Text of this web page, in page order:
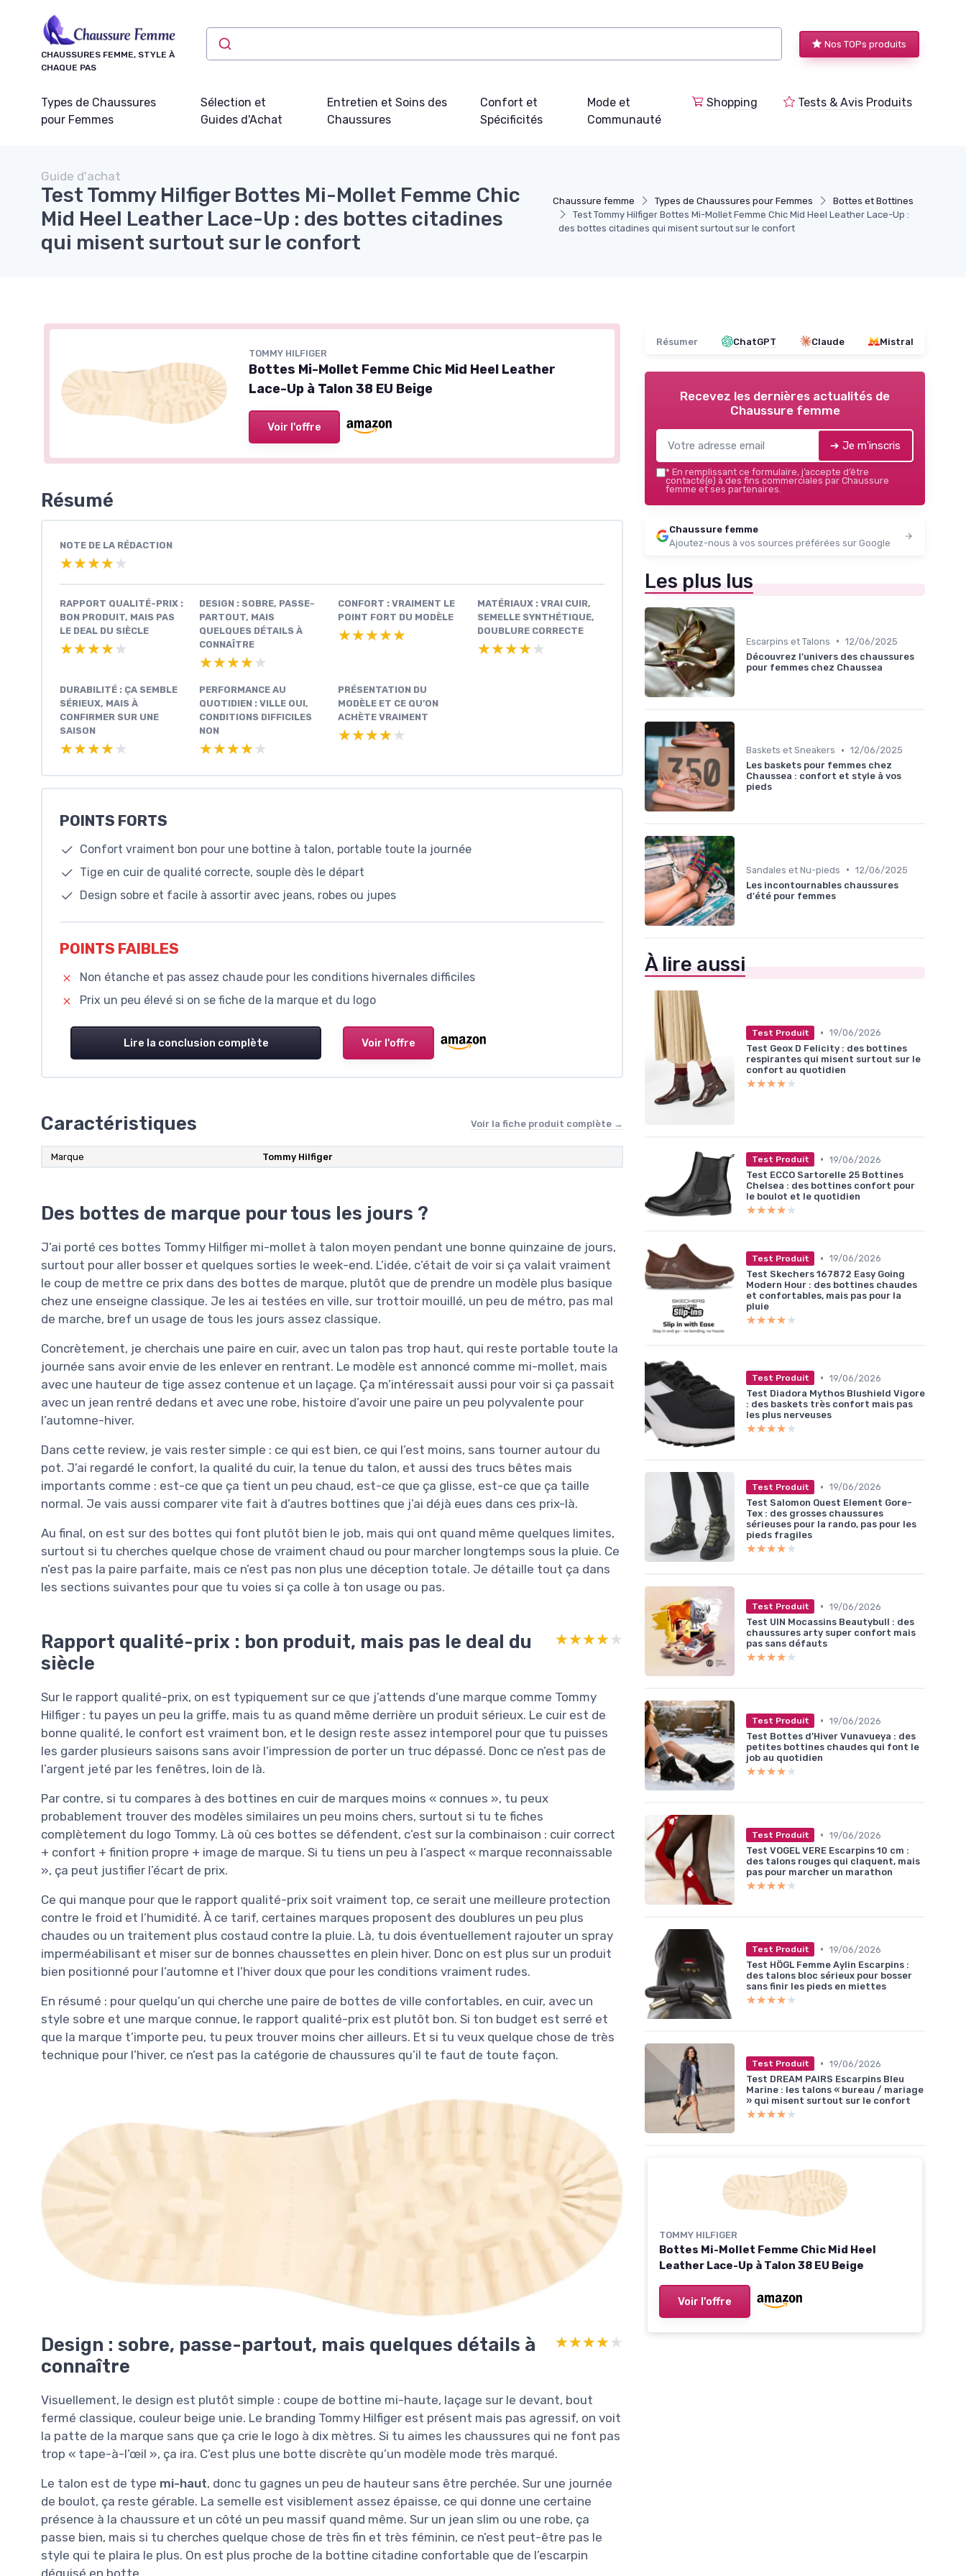
CHAUSSURES FEMME, STYLE À
CHAQUE PAS
Nos TOPs produits
Types de Chaussures
pour Femmes
Sélection et
Guides d'Achat
Entretien et Soins des
Chaussures
Confort et
Spécificités
Mode et
Communauté
Shopping Tests & Avis Produits
Chaussure femme Types de Chaussures pour Femmes
Bottes et Bottines
Test Tommy Hilfiger Bottes Mi-Mollet Femme Chic Mid Heel Leather Lace-Up :
des bottes citadines qui misent surtout sur le confort
Guide d'achat
Test Tommy Hilfiger Bottes Mi-Mollet Femme Chic
Mid Heel Leather Lace-Up : des bottes citadines
qui misent surtout sur le confort
TOMMY HILFIGER
Bottes Mi-Mollet Femme Chic Mid Heel Leather
Lace-Up à Talon 38 EU Beige
Voir l'offre
Résumé
NOTE DE LA RÉDACTION
★★★★★
★★★★★
RAPPORT QUALITÉ-PRIX :
BON PRODUIT, MAIS PAS
LE DEAL DU SIÈCLE
★★★★★
★★★★★
DESIGN : SOBRE, PASSE-
PARTOUT, MAIS
QUELQUES DÉTAILS À
CONNAÎTRE
★★★★★
★★★★★
CONFORT : VRAIMENT LE
POINT FORT DU MODÈLE
★★★★★
★★★★★
MATÉRIAUX : VRAI CUIR,
SEMELLE SYNTHÉTIQUE,
DOUBLURE CORRECTE
★★★★★
★★★★★
DURABILITÉ : ÇA SEMBLE
SÉRIEUX, MAIS À
CONFIRMER SUR UNE
SAISON
★★★★★
★★★★★
PERFORMANCE AU
QUOTIDIEN : VILLE OUI,
CONDITIONS DIFFICILES
NON
★★★★★
★★★★★
PRÉSENTATION DU
MODÈLE ET CE QU’ON
ACHÈTE VRAIMENT
★★★★★
★★★★★
POINTS FORTS
Confort vraiment bon pour une bottine à talon, portable toute la journée
Tige en cuir de qualité correcte, souple dès le départ
Design sobre et facile à assortir avec jeans, robes ou jupes
POINTS FAIBLES
Non étanche et pas assez chaude pour les conditions hivernales difficiles
Prix un peu élevé si on se fiche de la marque et du logo
Lire la conclusion complète Voir l'offre
Caractéristiques Voir la fiche produit complète →
Marque Tommy Hilfiger
Des bottes de marque pour tous les jours ?
J’ai porté ces bottes Tommy Hilfiger mi-mollet à talon moyen pendant une bonne quinzaine de jours,
surtout pour aller bosser et quelques sorties le week-end. L’idée, c’était de voir si ça valait vraiment
le coup de mettre ce prix dans des bottes de marque, plutôt que de prendre un modèle plus basique
chez une enseigne classique. Je les ai testées en ville, sur trottoir mouillé, un peu de métro, pas mal
de marche, bref un usage de tous les jours assez classique.
Concrètement, je cherchais une paire en cuir, avec un talon pas trop haut, qui reste portable toute la
journée sans avoir envie de les enlever en rentrant. Le modèle est annoncé comme mi-mollet, mais
avec une hauteur de tige assez contenue et un laçage. Ça m’intéressait aussi pour voir si ça passait
avec un jean rentré dedans et avec une robe, histoire d’avoir une paire un peu polyvalente pour
l’automne-hiver.
Dans cette review, je vais rester simple : ce qui est bien, ce qui l’est moins, sans tourner autour du
pot. J’ai regardé le confort, la qualité du cuir, la tenue du talon, et aussi des trucs bêtes mais
importants comme : est-ce que ça tient un peu chaud, est-ce que ça glisse, est-ce que ça taille
normal. Je vais aussi comparer vite fait à d’autres bottines que j’ai déjà eues dans ces prix-là.
Au final, on est sur des bottes qui font plutôt bien le job, mais qui ont quand même quelques limites,
surtout si tu cherches quelque chose de vraiment chaud ou pour marcher longtemps sous la pluie. Ce
n’est pas la paire parfaite, mais ce n’est pas non plus une déception totale. Je détaille tout ça dans
les sections suivantes pour que tu voies si ça colle à ton usage ou pas.
Rapport qualité-prix : bon produit, mais pas le deal du
siècle
★★★★★
★★★★★
Sur le rapport qualité-prix, on est typiquement sur ce que j’attends d’une marque comme Tommy
Hilfiger : tu payes un peu la griffe, mais tu as quand même derrière un produit sérieux. Le cuir est de
bonne qualité, le confort est vraiment bon, et le design reste assez intemporel pour que tu puisses
les garder plusieurs saisons sans avoir l’impression de porter un truc dépassé. Donc ce n’est pas de
l’argent jeté par les fenêtres, loin de là.
Par contre, si tu compares à des bottines en cuir de marques moins « connues », tu peux
probablement trouver des modèles similaires un peu moins chers, surtout si tu te fiches
complètement du logo Tommy. Là où ces bottes se défendent, c’est sur la combinaison : cuir correct
+ confort + finition propre + image de marque. Si tu tiens un peu à l’aspect « marque reconnaissable
», ça peut justifier l’écart de prix.
Ce qui manque pour que le rapport qualité-prix soit vraiment top, ce serait une meilleure protection
contre le froid et l’humidité. À ce tarif, certaines marques proposent des doublures un peu plus
chaudes ou un traitement plus costaud contre la pluie. Là, tu dois éventuellement rajouter un spray
imperméabilisant et miser sur de bonnes chaussettes en plein hiver. Donc on est plus sur un produit
bien positionné pour l’automne et l’hiver doux que pour les conditions vraiment rudes.
En résumé : pour quelqu’un qui cherche une paire de bottes de ville confortables, en cuir, avec un
style sobre et une marque connue, le rapport qualité-prix est plutôt bon. Si ton budget est serré et
que la marque t’importe peu, tu peux trouver moins cher ailleurs. Et si tu veux quelque chose de très
technique pour l’hiver, ce n’est pas la catégorie de chaussures qu’il te faut de toute façon.
Design : sobre, passe-partout, mais quelques détails à
connaître
★★★★★
★★★★★
Visuellement, le design est plutôt simple : coupe de bottine mi-haute, laçage sur le devant, bout
fermé classique, couleur beige unie. Le branding Tommy Hilfiger est présent mais pas agressif, on voit
la patte de la marque sans que ça crie le logo à dix mètres. Si tu aimes les chaussures qui ne font pas
trop « tape-à-l’œil », ça ira. C’est plus une botte discrète qu’un modèle mode très marqué.
Le talon est de type mi-haut, donc tu gagnes un peu de hauteur sans être perchée. Sur une journée
de boulot, ça reste gérable. La semelle est visiblement assez épaisse, ce qui donne une certaine
présence à la chaussure et un côté un peu massif quand même. Sur un jean slim ou une robe, ça
passe bien, mais si tu cherches quelque chose de très fin et très féminin, ce n’est peut-être pas le
style qui te plaira le plus. On est plus proche de la bottine citadine confortable que de l’escarpin
déguisé en botte.
Résumer ChatGPT Claude Mistral
Recevez les dernières actualités de
Chaussure femme
➔ Je m'inscris
* En remplissant ce formulaire, j’accepte d’être
contacté(e) à des fins commerciales par Chaussure
femme et ses partenaires.
Chaussure femme
Ajoutez-nous à vos sources préférées sur Google
Les plus lus
Escarpins et Talons • 12/06/2025
Découvrez l'univers des chaussures
pour femmes chez Chaussea
Baskets et Sneakers • 12/06/2025
Les baskets pour femmes chez
Chaussea : confort et style à vos
pieds
Sandales et Nu-pieds • 12/06/2025
Les incontournables chaussures
d'été pour femmes
À lire aussi
Test Produit • 19/06/2026
Test Geox D Felicity : des bottines
respirantes qui misent surtout sur le
confort au quotidien
★★★★★
★★★★★
Test Produit • 19/06/2026
Test ECCO Sartorelle 25 Bottines
Chelsea : des bottines confort pour
le boulot et le quotidien
★★★★★
★★★★★
Test Produit • 19/06/2026
Test Skechers 167872 Easy Going
Modern Hour : des bottines chaudes
et confortables, mais pas pour la
pluie
★★★★★
★★★★★
Test Produit • 19/06/2026
Test Diadora Mythos Blushield Vigore
: des baskets très confort mais pas
les plus nerveuses
★★★★★
★★★★★
Test Produit • 19/06/2026
Test Salomon Quest Element Gore-
Tex : des grosses chaussures
sérieuses pour la rando, pas pour les
pieds fragiles
★★★★★
★★★★★
Test Produit • 19/06/2026
Test UIN Mocassins Beautybull : des
chaussures arty super confort mais
pas sans défauts
★★★★★
★★★★★
Test Produit • 19/06/2026
Test Bottes d’Hiver Vunavueya : des
petites bottines chaudes qui font le
job au quotidien
★★★★★
★★★★★
Test Produit • 19/06/2026
Test VOGEL VERE Escarpins 10 cm :
des talons rouges qui claquent, mais
pas pour marcher un marathon
★★★★★
★★★★★
Test Produit • 19/06/2026
Test HÖGL Femme Aylin Escarpins :
des talons bloc sérieux pour bosser
sans finir les pieds en miettes
★★★★★
★★★★★
Test Produit • 19/06/2026
Test DREAM PAIRS Escarpins Bleu
Marine : les talons « bureau / mariage
» qui misent surtout sur le confort
★★★★★
★★★★★
TOMMY HILFIGER
Bottes Mi-Mollet Femme Chic Mid Heel
Leather Lace-Up à Talon 38 EU Beige
Voir l'offre